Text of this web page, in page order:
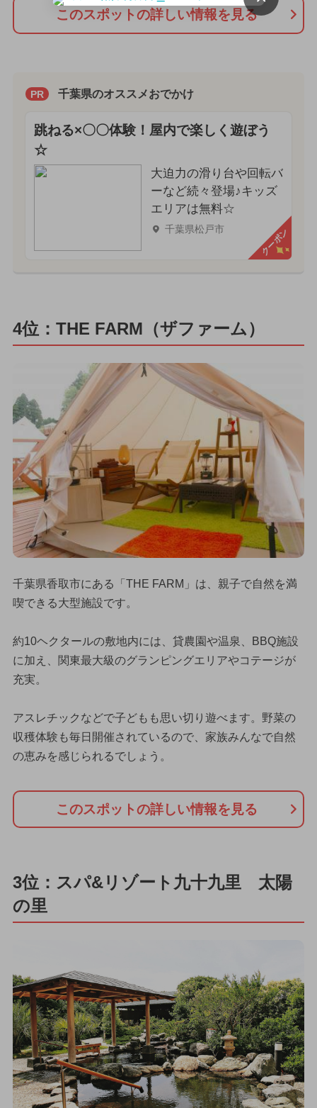
このスポットの詳しい情報を見る
PR 千葉県のオススメおでかけ
跳ねる×〇〇体験！屋内で楽しく遊ぼう
☆
大迫力の滑り台や回転バ
ーなど続々登場♪キッズ
エリアは無料☆
千葉県松戸市 クーポン
4位：THE FARM（ザファーム）
千葉県香取市にある「THE FARM」は、親子で自然を満
喫できる大型施設です。
約10ヘクタールの敷地内には、貸農園や温泉、BBQ施設
に加え、関東最大級のグランピングエリアやコテージが
充実。
アスレチックなどで子どもも思い切り遊べます。野菜の
収穫体験も毎日開催されているので、家族みんなで自然
の恵みを感じられるでしょう。
このスポットの詳しい情報を見る
3位：スパ&リゾート九十九里 太陽
の里